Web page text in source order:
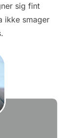
sig fint
ikke smager